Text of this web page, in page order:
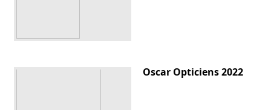
Oscar Opticiens 2022